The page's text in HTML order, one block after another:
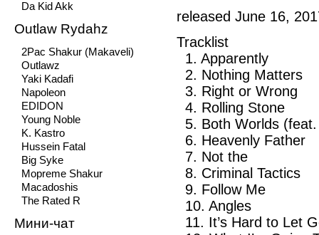
Da Kid Akk
Outlaw Rydahz
2Pac Shakur (Makaveli)
Outlawz
Yaki Kadafi
Napoleon
EDIDON
Young Noble
K. Kastro
Hussein Fatal
Big Syke
Mopreme Shakur
Macadoshis
The Rated R
Мини-чат
released June 16,
Tracklist
1. Apparently
2. Nothing Matters
3. Right or Wrong
4. Rolling Stone
5. Both Worlds
6. Heavenly Father
7. Not the
8. Criminal Tactics
9. Follow Me
10. Angles
11. It’s Hard to Let